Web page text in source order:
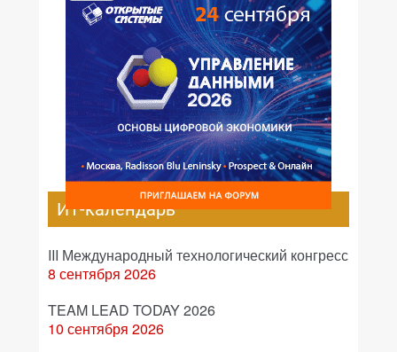
ИТ-календарь
III Международный технологический конгресс
8 сентября 2026
TEAM LEAD TODAY 2026
10 сентября 2026